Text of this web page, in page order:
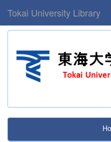
Tokai University Library